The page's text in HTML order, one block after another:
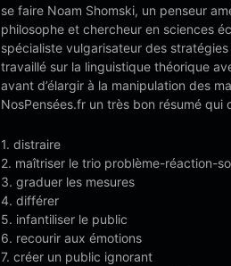
se faire Noam Shomski, un penseur
philosophe et chercheur en sciences
spécialiste vulgarisateur des
travaillé sur la linguistique théorique
avant d’élargir à la manipulation des
NosPensées.fr un très bon résumé qui
1. distraire
2. maîtriser le trio problème-réaction-
3. graduer les mesures
4. différer
5. infantiliser le public
6. recourir aux émotions
7. créer un public ignorant